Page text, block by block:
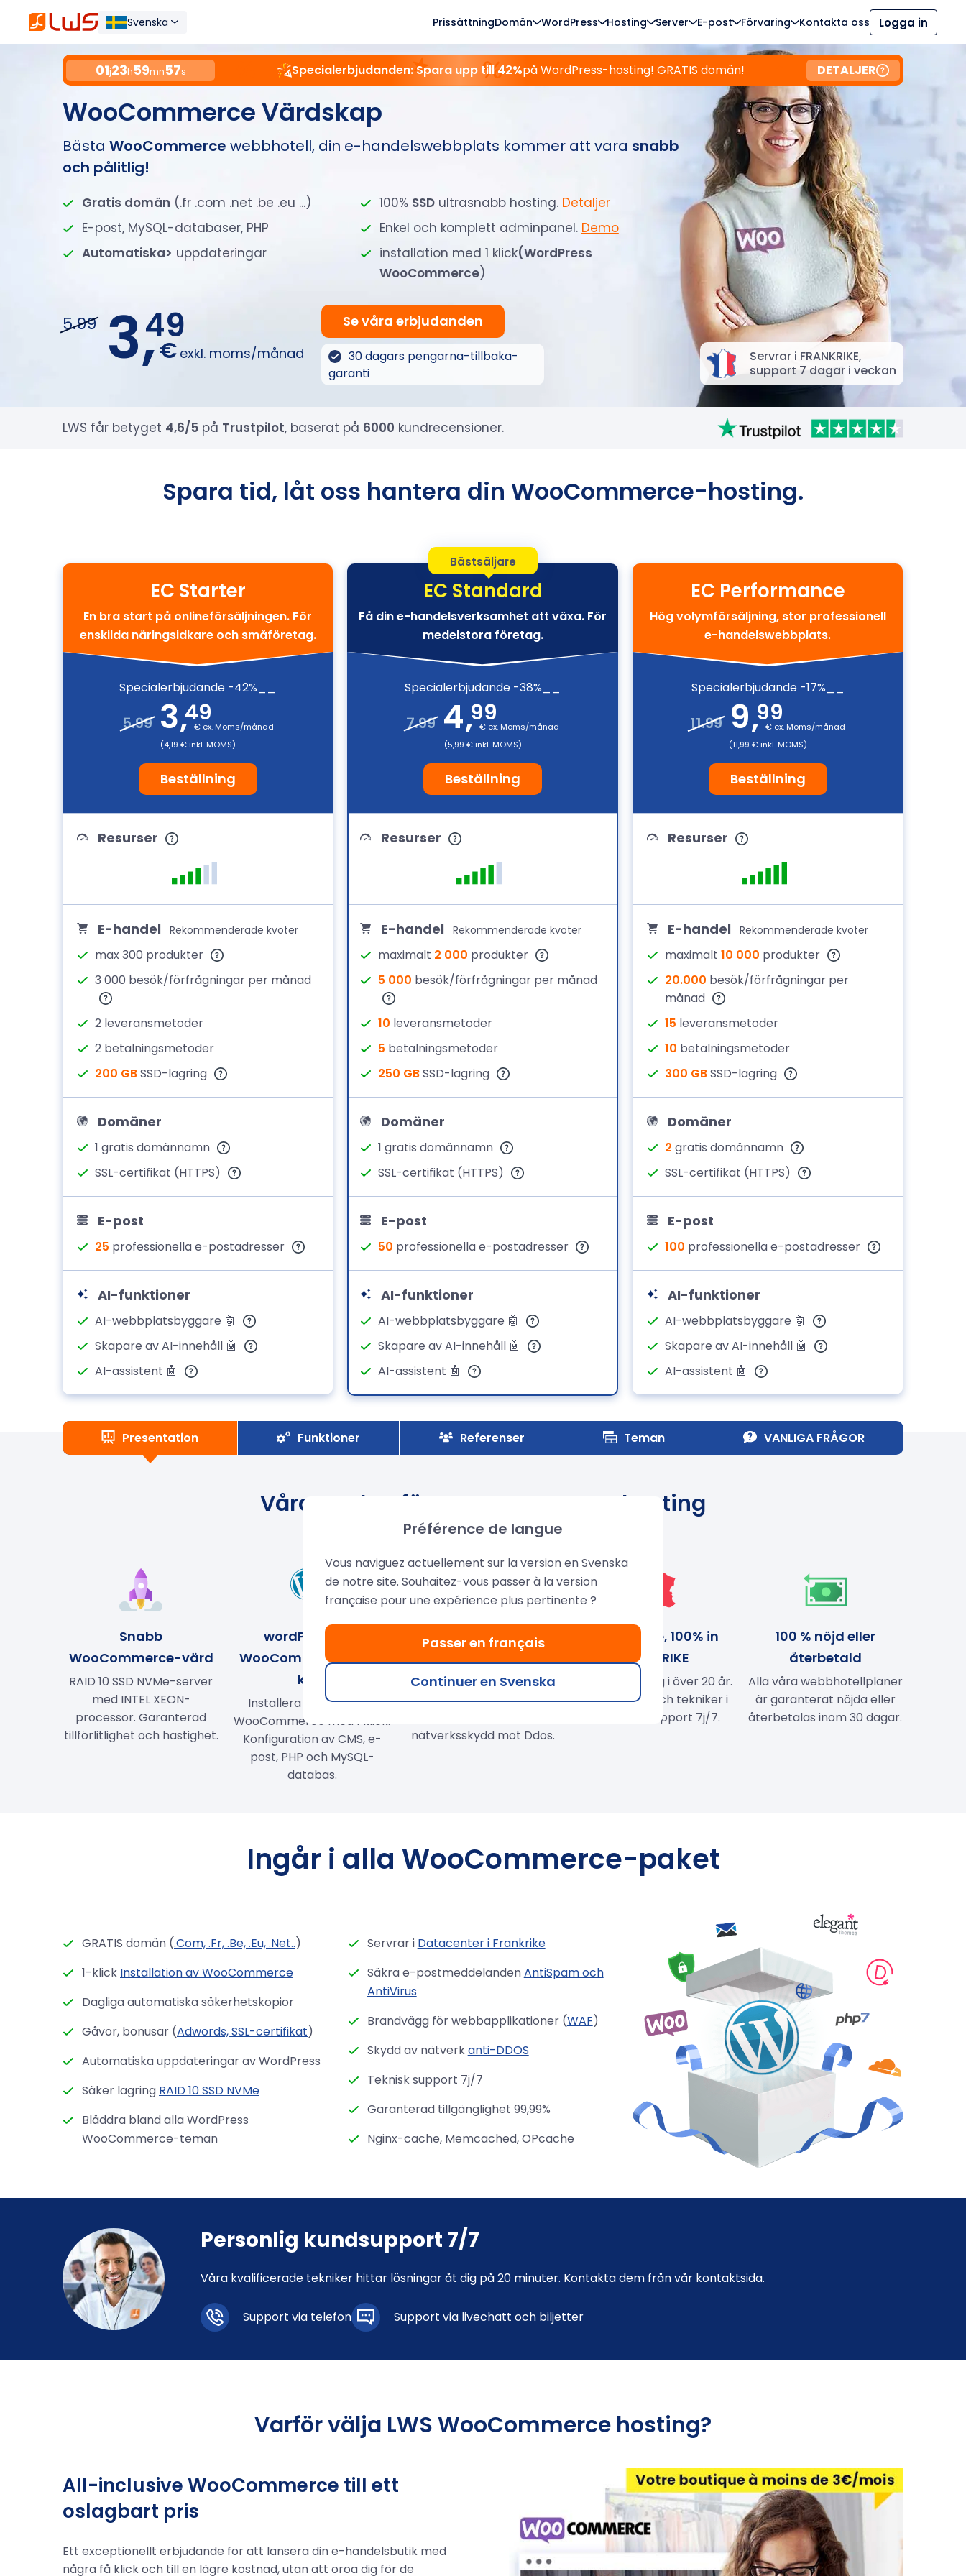
Svenska PrissättningDomän WordPress Hosting Server E-post Förvaring Kontakta oss Logga in
01j23h59mn56s Specialerbjudanden: Spara upp till 42%på WordPress-hosting! GRATIS domän! DETALJER
WooCommerce Värdskap
Bästa WooCommerce webbhotell, din e-handelswebbplats kommer att vara snabb
och pålitlig!
Gratis domän (.fr .com .net .be .eu ...) 100% SSDultrasnabb hosting. Detaljer
E-post, MySQL-databaser, PHP
Enkel och komplett adminpanel. Demo
Automatiska> uppdateringar installation med 1 klick(WordPress
WooCommerce)
Servrar i FRANKRIKE,
support 7 dagar i veckan
5.99 3,49
€ exkl. moms/månad
Se våra erbjudanden
30 dagars pengarna-tillbaka-
garanti
LWS får betyget 4,6/5 på Trustpilot, baserat på 6000 kundrecensioner.
Spara tid, låt oss hantera din WooCommerce-hosting.
EC Starter
En bra start på onlineförsäljningen. För
enskilda näringsidkare och småföretag.
Specialerbjudande -42%__
5.99 3,49
€ ex. Moms/månad
(4,19 € inkl. MOMS)
Beställning
Resurser
E-handel Rekommenderade kvoter
max 300 produkter
3 000 besök/förfrågningar per månad
2 leveransmetoder
2 betalningsmetoder
200 GBSSD-lagring
Domäner
1 gratis domännamn
SSL-certifikat (HTTPS)
E-post
25 professionella e-postadresser
AI-funktioner
AI-webbplatsbyggare 🤖
Skapare av AI-innehåll 🤖
AI-assistent 🤖
Bästsäljare
EC Standard
Få din e-handelsverksamhet att växa. För
medelstora företag.
Specialerbjudande -38%__
7.99 4,99
€ ex. Moms/månad
(5,99 € inkl. MOMS)
Beställning
Resurser
E-handel Rekommenderade kvoter
maximalt 2 000 produkter
5 000 besök/förfrågningar per månad
10 leveransmetoder
5 betalningsmetoder
250 GBSSD-lagring
Domäner
1 gratis domännamn
SSL-certifikat (HTTPS)
E-post
50 professionella e-postadresser
AI-funktioner
AI-webbplatsbyggare 🤖
Skapare av AI-innehåll 🤖
AI-assistent 🤖
EC Performance
Hög volymförsäljning, stor professionell
e-handelswebbplats.
Specialerbjudande -17%__
11.99 9,99
€ ex. Moms/månad
(11,99 € inkl. MOMS)
Beställning
Resurser
E-handel Rekommenderade kvoter
maximalt 10 000 produkter
20.000 besök/förfrågningar per
månad
15 leveransmetoder
10 betalningsmetoder
300 GBSSD-lagring
Domäner
2 gratis domännamn
SSL-certifikat (HTTPS)
E-post
100 professionella e-postadresser
AI-funktioner
AI-webbplatsbyggare 🤖
Skapare av AI-innehåll 🤖
AI-assistent 🤖
Presentation Funktioner Referenser Teman VANLIGA FRÅGOR
Våra styrkor för WooCommerce-hosting
Snabb
WooCommerce-värd
RAID 10 SSD NVMe-server
med INTEL XEON-
processor. Garanterad
tillförlitlighet och hastighet.
wordPress och
WooCommerce med 1
klick
Installera WordPress +
WooCommerce med 1 klick.
Konfiguration av CMS, e-
post, PHP och MySQL-
databas.
Optimal säkerhet för
dina webbplatser
Inkluderar Anti-Spam, Anti-
Virus, Web Application
nätverksskydd mot Ddos.
Förtroende, 100% in
FRANKRIKE
Franskt företag i över 20 år.
DataCenter och tekniker i
Frankrike. Support 7j/7.
100 % nöjd eller
återbetald
Alla våra webbhotellplaner
är garanterat nöjda eller
återbetalas inom 30 dagar.
Ingår i alla WooCommerce-paket
GRATIS domän (.Com, .Fr, .Be, .Eu, .Net..)
1-klick Installation av WooCommerce
Dagliga automatiska säkerhetskopior
Gåvor, bonusar (Adwords, SSL-certifikat)
Automatiska uppdateringar av WordPress
Säker lagring RAID 10 SSD NVMe
Bläddra bland alla WordPress
WooCommerce-teman
Servrar i Datacenter i Frankrike
Säkra e-postmeddelandenAntiSpam och
AntiVirus
Brandvägg för webbapplikationer (WAF)
Skydd av nätverkanti-DDOS
Teknisk support 7j/7
Garanterad tillgänglighet 99,99%
Nginx-cache, Memcached, OPcache
Personlig kundsupport 7/7
Våra kvalificerade tekniker hittar lösningar åt dig på 20 minuter. Kontakta dem från vår kontaktsida.
Support via telefon Support via livechatt och biljetter
Varför välja LWS WooCommerce hosting?
All-inclusive WooCommerce till ett
oslagbart pris
Ett exceptionellt erbjudande för att lansera din e-handelsbutik med
några få klick och till en lägre kostnad, utan att oroa dig för de
Préférence de langue
Vous naviguez actuellement sur la version en Svenska
de notre site. Souhaitez-vous passer à la version
française pour une expérience plus pertinente ?
Passer en français
Continuer en Svenska